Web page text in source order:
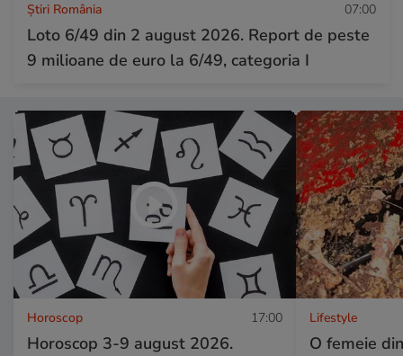
Știri România 07:00
Loto 6/49 din 2 august 2026. Report de peste
9 milioane de euro la 6/49, categoria I
Horoscop 17:00
Horoscop 3-9 august 2026.
Lifestyle
O femeie